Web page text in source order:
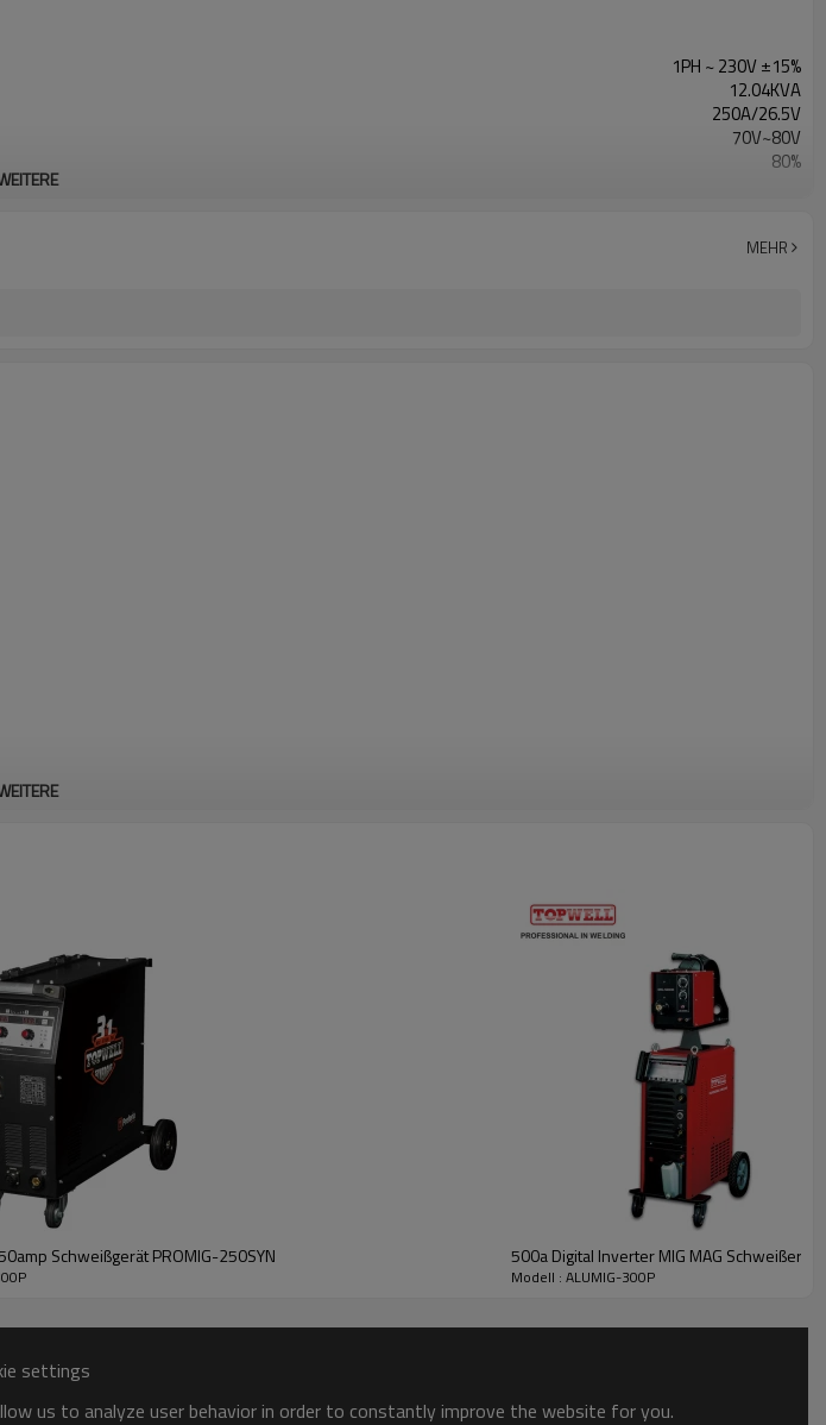
1PH ~ 230V ±15%
12.04KVA
250A/26.5V
70V~80V
80%
790x250x650mm (LxBxH)
MEHR
de définir le type et le diamètre du fil, puis choisissez une vitesse de fil.
Maintenant, vous êtes à la soudure!
un arc de soudage constant.
Ensuite, juste la bonne quantité de courant est ajouté pour pousser cette gouttelette à travers l'arc et
Schweißgerät PROMIG-250SYN 500a Digital Inverter MIG MAG Schweißer
Modell : ALUMIG-300P
settings
us to analyze user behavior in order to constantly improve the website for you.